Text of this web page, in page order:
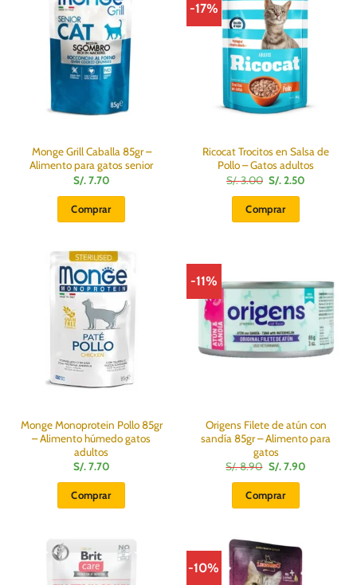
Monge Grill Caballa 85gr –
Alimento para gatos senior
S/.7.70
Comprar
-17%
Ricocat Trocitos en Salsa de
Pollo – Gatos adultos
S/.3.00 El
precio
original
era:
S/.
S/.2.50
Comprar
Monge Monoprotein Pollo 85gr
– Alimento húmedo gatos
adultos
S/.7.70
Comprar
-11%
Origens Filete de atún con
sandía 85gr – Alimento para
gatos
S/.8.90 El
precio
original
era:
S/.
S/.7.90El
Comprar
-10%